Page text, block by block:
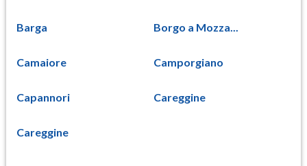
Barga Borgo a Mozza...
Camaiore Camporgiano
Capannori Careggine
Careggine